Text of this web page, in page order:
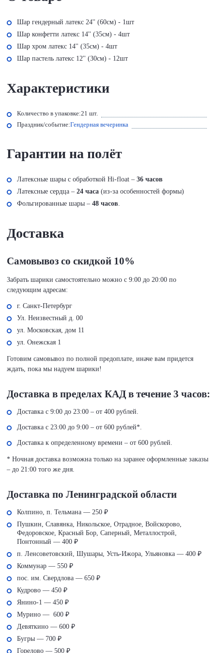
Шар гендерный латекс 24'' (60см) - 1шт
Шар конфетти латекс 14'' (35см) - 4шт
Шар хром латекс 14'' (35см) - 4шт
Шар пастель латекс 12'' (30см) - 12шт
Характеристики
Количество в упаковке:21 шт.
Праздник/событие:Гендерная вечеринка
Гарантии на полёт
Латексные шары с обработкой Hi-float – 36 часов
Латексные сердца – 24 часа (из-за особенностей формы)
Фольгированные шары – 48 часов
Доставка
Самовывоз со скидкой 10%
Забрать шарики самостоятельно можно с 9:00 до 20:00 по
следующим адресам:
г. Санкт-Петербург
Ул. Неизвестный д. 00
ул. Московская, дом 11
ул. Онежская 1
Готовим самовывоз по полной предоплате, иначе вам придется
ждать, пока мы надуем шарики!
Доставка в пределах КАД в течение 3 часов:
Доставка с 9:00 до 23:00 – от 400 рублей.
Доставка с 23:00 до 9:00 – от 600 рублей*.
Доставка к определенному времени – от 600 рублей.
* Ночная доставка возможна только на заранее оформленные заказы
– до 21:00 того же дня.
Доставка по Ленинградской области
Колпино, п. Тельмана — 250 ₽
Пушкин, Славянка, Никольское, Отрадное, Войскорово,
Федоровское, Красный Бор, Саперный, Металлострой,
Понтонный — 400 ₽
п. Ленсоветовский, Шушары, Усть-Ижора, Ульяновка — 400 ₽
Коммунар — 550 ₽
пос. им. Свердлова — 650 ₽
Кудрово — 450 ₽
Янино-1 — 450 ₽
Мурино — 600 ₽
Девяткино — 600 ₽
Бугры — 700 ₽
Горелово — 500 ₽